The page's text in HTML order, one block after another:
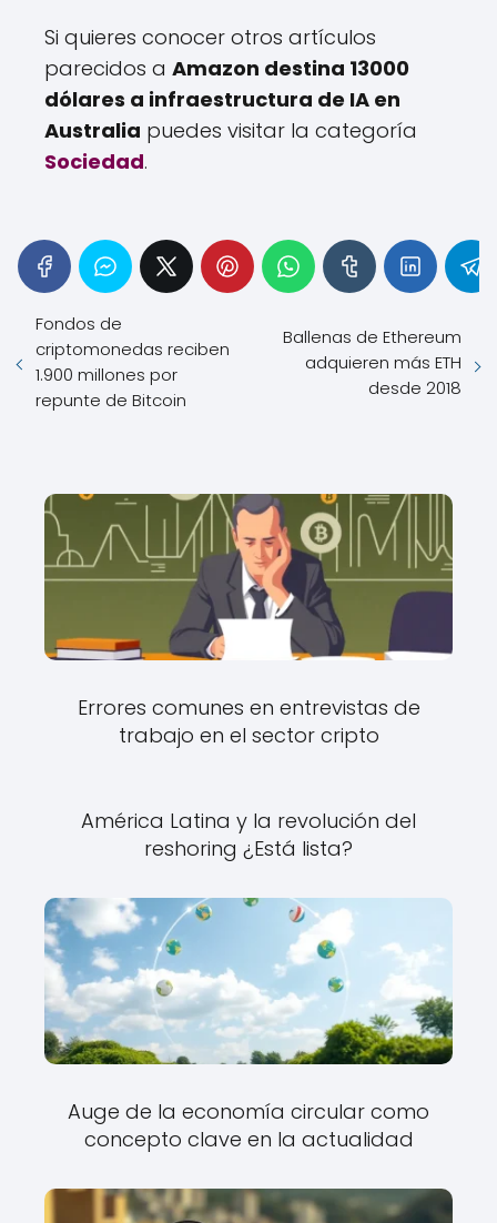
Si quieres conocer otros artículos
parecidos a Amazon destina 13000
dólares a infraestructura de IA en
Australia puedes visitar la categoría
Sociedad.
Fondos de
criptomonedas reciben
1.900 millones por
repunte de Bitcoin
Ballenas de Ethereum
adquieren más ETH
desde 2018
Errores comunes en entrevistas de
trabajo en el sector cripto
América Latina y la revolución del
reshoring ¿Está lista?
Auge de la economía circular como
concepto clave en la actualidad